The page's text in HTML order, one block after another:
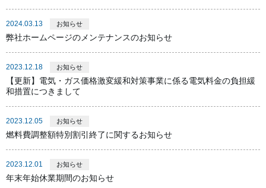
2024.03.13 お知らせ
弊社ホームページのメンテナンスのお知らせ
2023.12.18 お知らせ
【更新】電気・ガス価格激変緩和対策事業に係る電気料金の負担緩
和措置につきまして
2023.12.05 お知らせ
燃料費調整額特別割引終了に関するお知らせ
2023.12.01 お知らせ
年末年始休業期間のお知らせ